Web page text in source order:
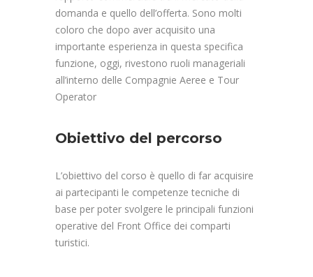
domanda e quello dell’offerta. Sono molti
coloro che dopo aver acquisito una
importante esperienza in questa specifica
funzione, oggi, rivestono ruoli manageriali
all’interno delle Compagnie Aeree e Tour
Operator
Obiettivo del percorso
L’obiettivo del corso è quello di far acquisire
ai partecipanti le competenze tecniche di
base per poter svolgere le principali funzioni
operative del Front Office dei comparti
turistici.